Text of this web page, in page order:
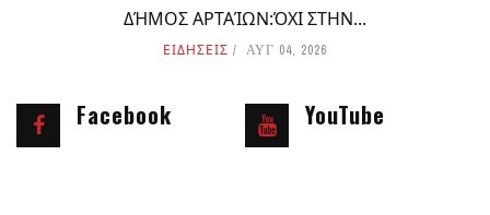
ΔΉΜΟΣ ΑΡΤΑΊΩΝ:ΌΧΙ ΣΤΗΝ...
ΕΙΔΗΣΕΙΣ ΑΥΓ 04, 2026
Facebook YouTube